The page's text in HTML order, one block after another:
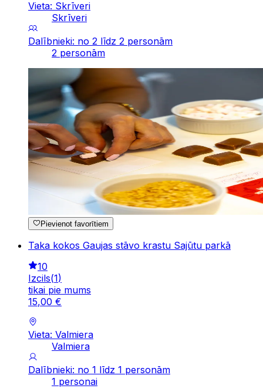
Vieta: Skrīveri
Skrīveri
Dalībnieki: no 2 līdz 2 personām
2 personām
Pievienot favorītiem
Taka kokos Gaujas stāvo krastu Sajūtu parkā
10
Izcils(1)
tikai pie mums
15,00 €
Vieta: Valmiera
Valmiera
Dalībnieki: no 1 līdz 1 personām
1 personai